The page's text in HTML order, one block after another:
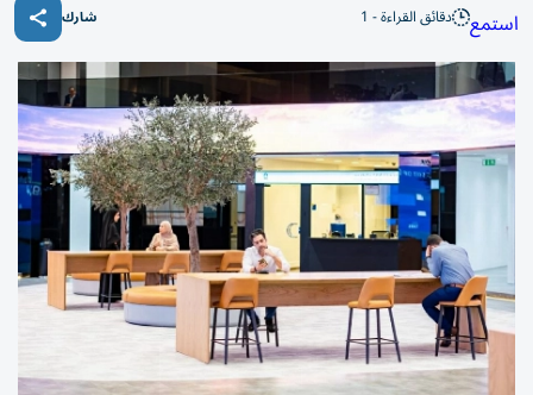
استمع دقائق القراءة - 1 شارك